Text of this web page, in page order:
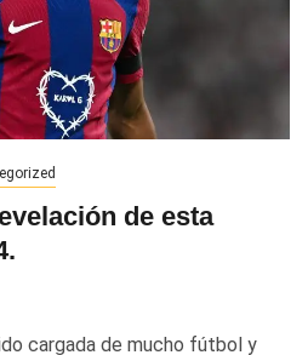
de esta
cargada de mucho fútbol y